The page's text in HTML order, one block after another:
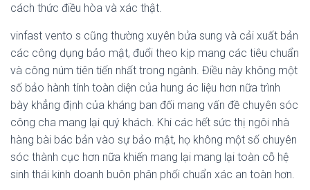
cách thức điều hòa và xác thật.
vinfast vento s cũng thường xuyên bửa sung và cải xuất bản
các công dụng bảo mật, đuổi theo kịp mang các tiêu chuẩn
và công núm tiên tiến nhất trong ngành. Điều này không một
số bảo hành tính toàn diện của hung ác liệu hơn nữa trình
bày khẳng định của kháng ban đối mang vấn đề chuyên sóc
công cha mang lại quý khách. Khi các hết sức thị ngôi nhà
hàng bài bác bản vào sự bảo mật, họ không một số chuyên
sóc thành cục hơn nữa khiến mang lại mang lại toàn cỗ hệ
sinh thái kinh doanh buôn phân phối chuẩn xác an toàn hơn.